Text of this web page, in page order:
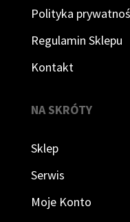
Polityka
Regulamin Sklepu
Kontakt
NA SKRÓTY
Sklep
Serwis
Moje Konto